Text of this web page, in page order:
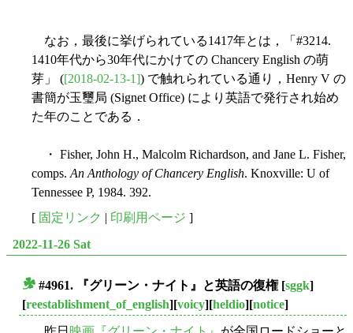
なお，最後に挙げられている1417年とは，「#3214.
1410年代から30年代にかけての Chancery English の萌
芽」 ([2018-02-13-1]) で触れられている通り，Henry V の
書簡が玉璽局 (Signet Office) により英語で発行され始め
た年のことである．
・ Fisher, John H., Malcolm Richardson, and Jane L. Fisher,
comps. An Anthology of Chancery English. Knoxville: U of
Tennessee P, 1984. 392.
[ 固定リンク | 印刷用ページ ]
2022-11-26 Sat
#4961. 『グリーン・ナイト』と英語の復権[sggk]
[reestablishment_of_english][voicy][heldio][notice]